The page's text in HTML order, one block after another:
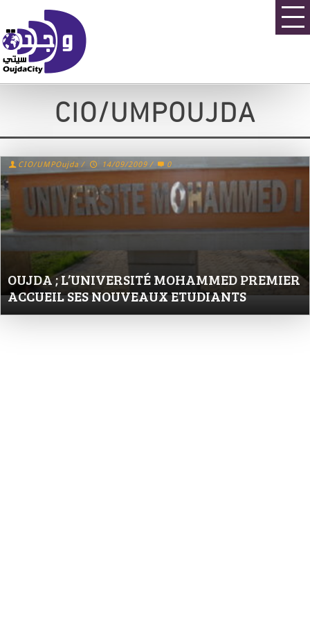
CIO/UMPOUJDA
OUJDA ; L’UNIVERSITÉ MOHAMMED PREMIER
ACCUEIL SES NOUVEAUX ETUDIANTS
CIO/UMPOujda / 14/09/2009 / 0